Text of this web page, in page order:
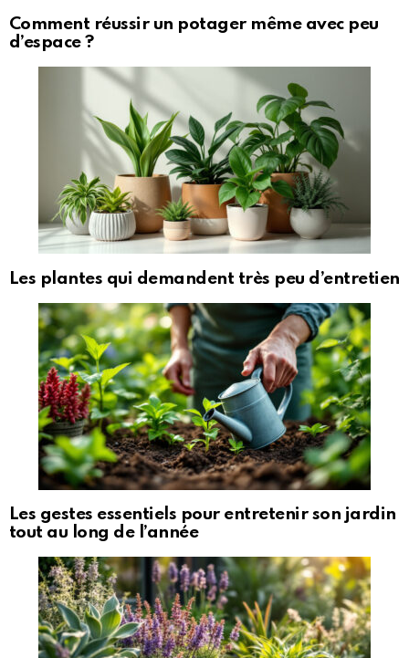
Comment réussir un potager même avec peu
d’espace ?
Les plantes qui demandent très peu d’entretien
Les gestes essentiels pour entretenir son jardin
tout au long de l’année